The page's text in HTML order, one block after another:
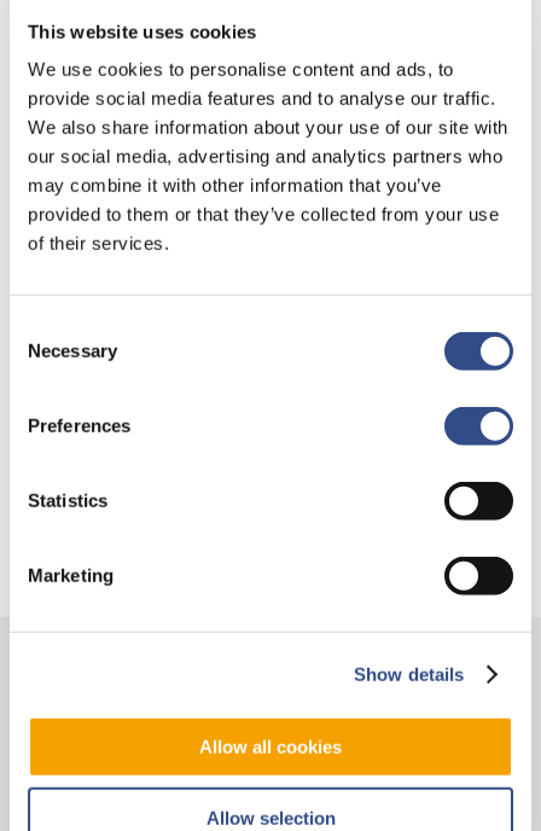
This website uses cookies
We use cookies to personalise content and ads, to
provide social media features and to analyse our traffic.
We also share information about your use of our site with
our social media, advertising and analytics partners who
may combine it with other information that you’ve
provided to them or that they’ve collected from your use
of their services.
Selection
Necessary
Preferences
Statistics
Marketing
Show details
Allow all cookies
Allow selection
Recente berichten
intelligent exoskelet ondersteunt vrachtafhandeling
Trainingsvlucht 17 juli
6199 AD Maastricht Airport